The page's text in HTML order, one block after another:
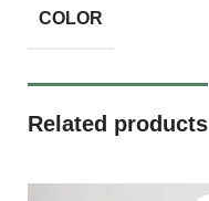
COLOR
Related products